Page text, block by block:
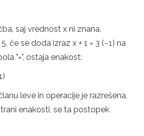
saj vrednost x ni znana.
če se doda izraz x + 1 = 3 (−1) na
"=", ostaja enakost:
leve in operacije je razrešena,
enakosti, se ta postopek